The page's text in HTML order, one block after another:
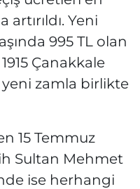
Yeni
995 TL olan
Çanakkale
zamla birlikte
15 Temmuz
Sultan Mehmet
ise herhangi